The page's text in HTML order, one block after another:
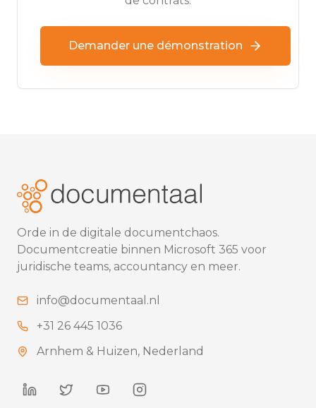
Demander une démonstration
Orde in de digitale documentchaos.
Documentcreatie binnen Microsoft 365 voor
juridische teams, accountancy en meer.
info@documentaal.nl
+31 26 445 1036
Arnhem & Huizen, Nederland